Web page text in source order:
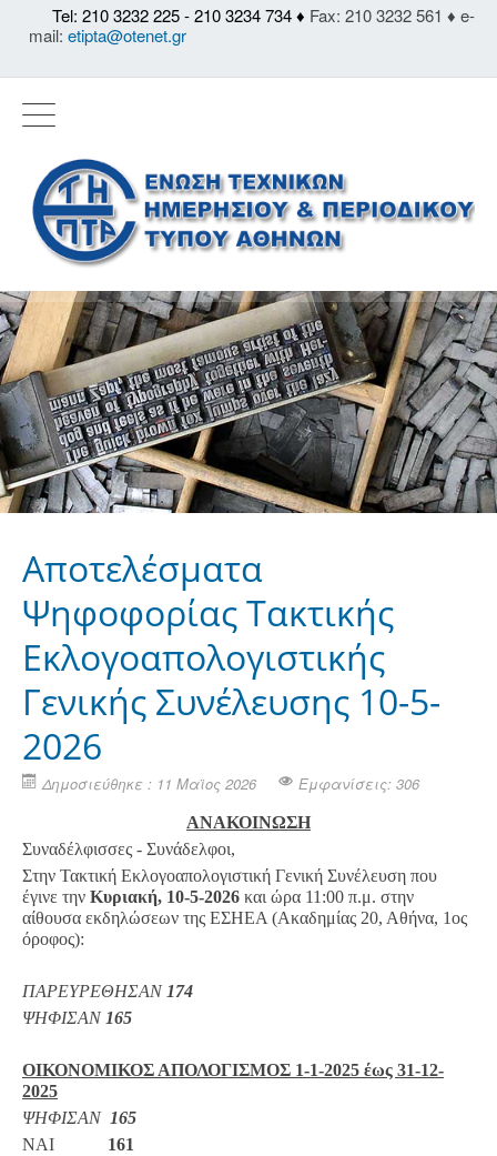
Tel: 210 3232 225 - 210 3234 734 ♦ Fax: 210 3232 561 ♦ e-
mail: etipta@otenet.gr
Αποτελέσματα
Ψηφοφορίας Τακτικής
Εκλογοαπολογιστικής
Γενικής Συνέλευσης 10-5-
2026
Δημοσιεύθηκε : 11 Μαϊος 2026 Εμφανίσεις: 306
ΑΝΑΚΟΙΝΩΣΗ
Συναδέλφισσες - Συνάδελφοι,
Στην Τακτική Εκλογοαπολογιστική Γενική Συνέλευση που
έγινε την Κυριακή, 10-5-2026 και ώρα 11:00 π.μ. στην
αίθουσα εκδηλώσεων της ΕΣΗΕΑ (Ακαδημίας 20, Αθήνα, 1ος
όροφος):
ΠΑΡΕΥΡΕΘΗΣΑΝ 174
ΨΗΦΙΣΑΝ165
ΟΙΚΟΝΟΜΙΚΟΣ ΑΠΟΛΟΓΙΣΜΟΣ 1-1-2025 έως 31-12-
2025
ΨΗΦΙΣΑΝ 165
ΝΑΙ 161